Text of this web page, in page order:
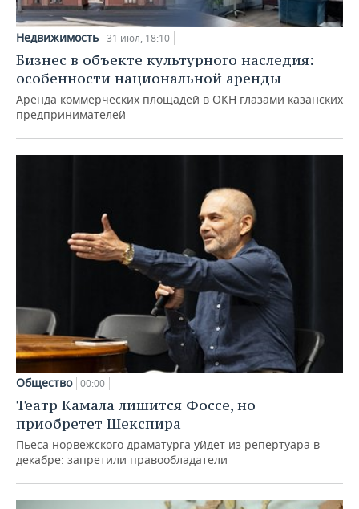
Недвижимость 31 июл, 18:10
Бизнес в объекте культурного наследия:
особенности национальной аренды
Аренда коммерческих площадей в ОКН глазами казанских
предпринимателей
Общество 00:00
Театр Камала лишится Фоссе, но
приобретет Шекспира
Пьеса норвежского драматурга уйдет из репертуара в
декабре: запретили правообладатели